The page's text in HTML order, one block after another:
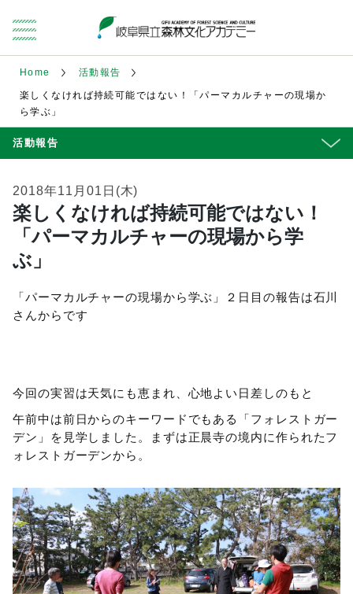
Home 活動報告
楽しくなければ持続可能ではない！「パーマカルチャーの現場か
ら学ぶ」
活動報告
2018年11月01日(木)
楽しくなければ持続可能ではない！
「パーマカルチャーの現場から学
ぶ」
「パーマカルチャーの現場から学ぶ」２日目の報告は石川
さんからです
今回の実習は天気にも恵まれ、心地よい日差しのもと
午前中は前日からのキーワードでもある「フォレストガー
デン」を見学しました。まずは正晨寺の境内に作られたフ
ォレストガーデンから。